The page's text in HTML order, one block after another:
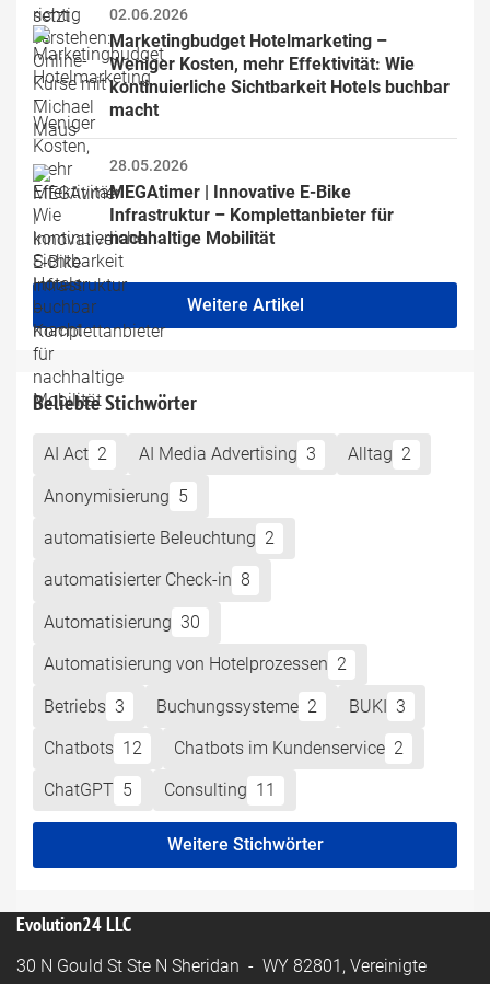
02.06.2026
Marketingbudget Hotelmarketing –
Weniger Kosten, mehr Effektivität: Wie
kontinuierliche Sichtbarkeit Hotels buchbar
macht
28.05.2026
MEGAtimer | Innovative E-Bike
Infrastruktur – Komplettanbieter für
nachhaltige Mobilität
Weitere Artikel
Beliebte Stichwörter
AI Act 2 AI Media Advertising 3 Alltag 2
Anonymisierung 5
automatisierte Beleuchtung 2
automatisierter Check-in 8
Automatisierung 30
Automatisierung von Hotelprozessen 2
Betriebs 3 Buchungssysteme 2 BUKI 3
Chatbots 12 Chatbots im Kundenservice 2
ChatGPT 5 Consulting 11
Weitere Stichwörter
Evolution24 LLC
30 N Gould St Ste N Sheridan - WY 82801, Vereinigte